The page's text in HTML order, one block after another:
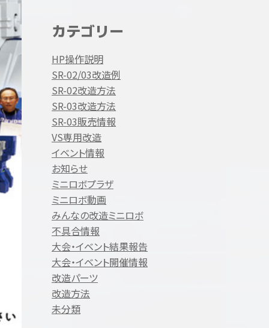
カテゴリー
HP操作説明
SR-02/03改造例
SR-02改造方法
SR-03改造方法
SR-03販売情報
VS専用改造
イベント情報
お知らせ
ミニロボプラザ
ミニロボ動画
みんなの改造ミニロボ
不具合情報
大会・イベント結果報告
大会・イベント開催情報
改造パーツ
改造方法
未分類